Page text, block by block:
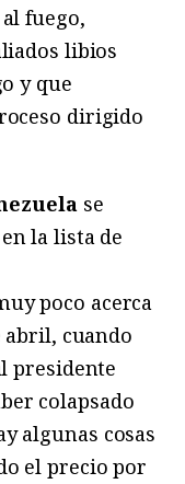
fuego,
libios
y que
dirigido
se
la lista de
poco acerca
abril, cuando
presidente
colapsado
algunas cosas
el precio por